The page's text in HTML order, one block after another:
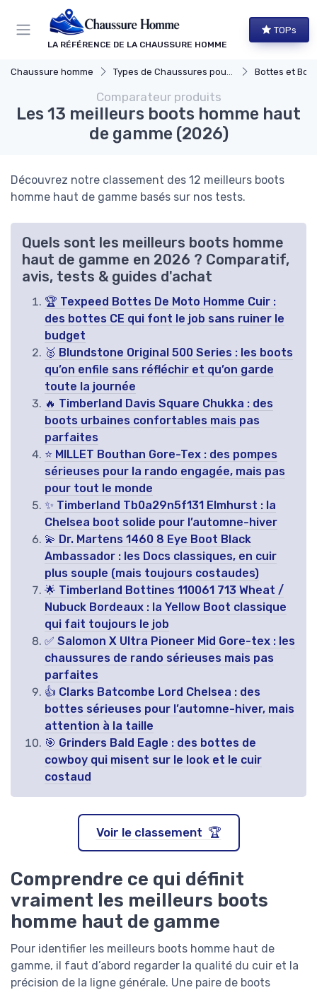
LA RÉFÉRENCE DE LA CHAUSSURE HOMME
TOPs
Chaussure homme Types de Chaussures pour Hommes Bottes et
Comparateur produits
Les 13 meilleurs boots homme haut
de gamme (2026)
Découvrez notre classement des 12 meilleurs boots
homme haut de gamme basés sur nos tests.
Quels sont les meilleurs boots homme
haut de gamme en 2026 ? Comparatif,
avis, tests & guides d'achat
🏆 Texpeed Bottes De Moto Homme Cuir :
des bottes CE qui font le job sans ruiner le
budget
🥈 Blundstone Original 500 Series : les boots
qu’on enfile sans réfléchir et qu’on garde
toute la journée
🔥 Timberland Davis Square Chukka : des
boots urbaines confortables mais pas
parfaites
⭐ MILLET Bouthan Gore-Tex : des pompes
sérieuses pour la rando engagée, mais pas
pour tout le monde
✨ Timberland Tb0a29n5f131 Elmhurst : la
Chelsea boot solide pour l’automne-hiver
💫 Dr. Martens 1460 8 Eye Boot Black
Ambassador : les Docs classiques, en cuir
plus souple (mais toujours costaudes)
🌟 Timberland Bottines 110061 713 Wheat /
Nubuck Bordeaux : la Yellow Boot classique
qui fait toujours le job
✅ Salomon X Ultra Pioneer Mid Gore-tex : les
chaussures de rando sérieuses mais pas
parfaites
👍 Clarks Batcombe Lord Chelsea : des
bottes sérieuses pour l’automne-hiver, mais
attention à la taille
🎯 Grinders Bald Eagle : des bottes de
cowboy qui misent sur le look et le cuir
costaud
Voir le classement 🏆
Comprendre ce qui définit
vraiment les meilleurs boots
homme haut de gamme
Pour identifier les meilleurs boots homme haut de
gamme, il faut d’abord regarder la qualité du cuir et la
précision de la ligne générale. Une paire de boots
Panneau de gestion des cookies